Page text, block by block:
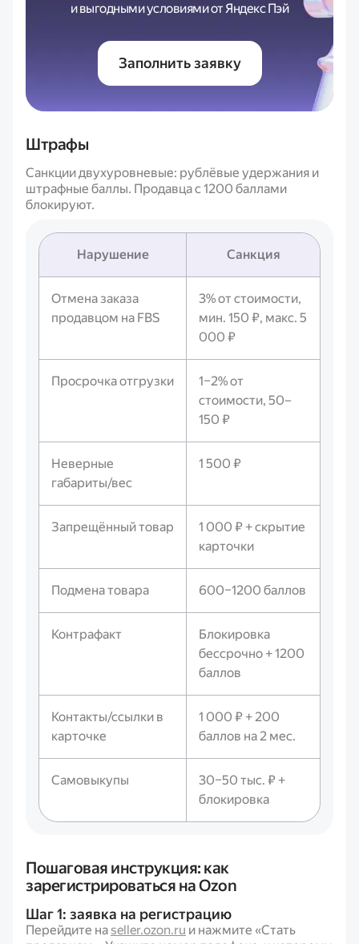
и выгодными условиями от Яндекс Пэй
Заполнить заявку
Штрафы
Санкции двухуровневые: рублёвые удержания и
штрафные баллы. Продавца с 1200 баллами
блокируют.
Нарушение Санкция
Отмена заказа
продавцом на FBS
3% от стоимости,
мин. 150 ₽, макс. 5
000 ₽
Просрочка отгрузки
1–2% от
стоимости, 50–
150 ₽
Неверные
габариты/вес
1 500 ₽
Запрещённый товар
1 000 ₽ + скрытие
карточки
Подмена товара 600–1200 баллов
Контрафакт
Блокировка
бессрочно + 1200
баллов
Контакты/ссылки в
карточке
1 000 ₽ + 200
баллов на 2 мес.
Самовыкупы
30–50 тыс. ₽ +
блокировка
Пошаговая инструкция: как
зарегистрироваться на Ozon
Шаг 1: заявка на регистрацию
Перейдите наseller.ozon.ru и нажмите «Стать